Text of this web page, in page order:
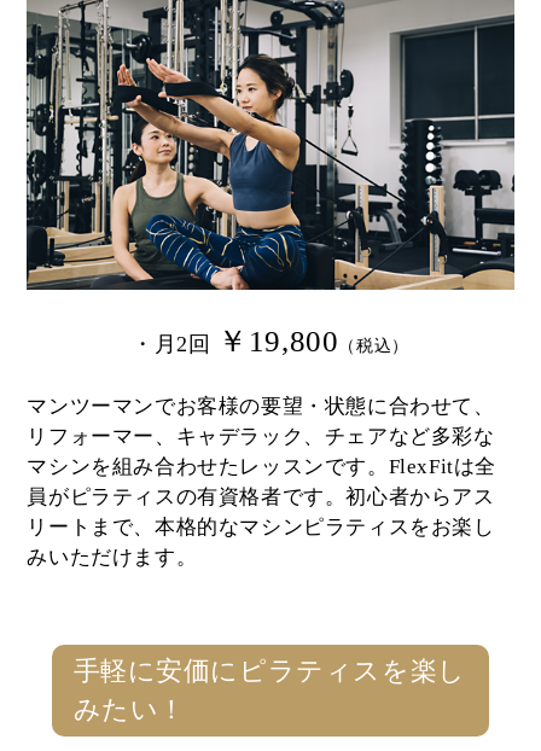
・月2回 ￥19,800 （税込）
マンツーマンでお客様の要望・状態に合わせて、
リフォーマー、キャデラック、チェアなど多彩な
マシンを組み合わせたレッスンです。FlexFitは全
員がピラティスの有資格者です。初心者からアス
リートまで、本格的なマシンピラティスをお楽し
みいただけます。
手軽に安価にピラティスを楽し
みたい！